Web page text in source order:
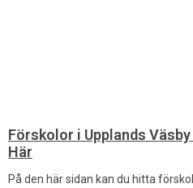
Förskolor i Upplands
Här
På den här sidan kan du hitta